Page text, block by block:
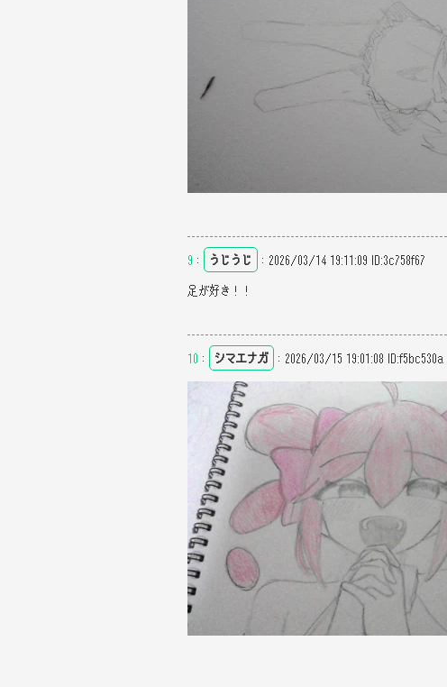
9 ： うじうじ ： 2026/03/14 19:11:09 ID:3c758f67
足が好き！！
10 ： シマエナガ ： 2026/03/15 19:01:08 ID:f5bc530a